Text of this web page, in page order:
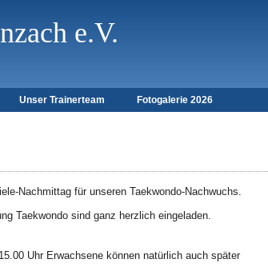
e.V.
Unser Trainerteam Fotogalerie 2026
Nachmittag für unseren Taekwondo-Nachwuchs.
Taekwondo sind ganz herzlich eingeladen.
Uhr Erwachsene können natürlich auch später